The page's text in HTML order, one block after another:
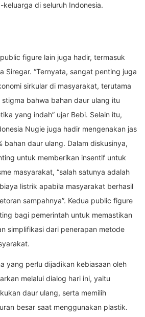
di seluruh Indonesia.
figure lain juga hadir, termasuk
Siregar. “Ternyata, sangat penting juga
sirkular di masyarakat, terutama
bahwa bahan daur ulang itu
yang indah” ujar Bebi. Selain itu,
Nugie juga hadir mengenakan jas
bahan daur ulang. Dalam diskusinya,
untuk memberikan insentif untuk
masyarakat, “salah satunya adalah
listrik apabila masyarakat berhasil
sampahnya”. Kedua public figure
bagi pemerintah untuk memastikan
simplifikasi dari penerapan metode
yang perlu dijadikan kebiasaan oleh
melalui dialog hari ini, yaitu
daur ulang, serta memilih
besar saat menggunakan plastik.